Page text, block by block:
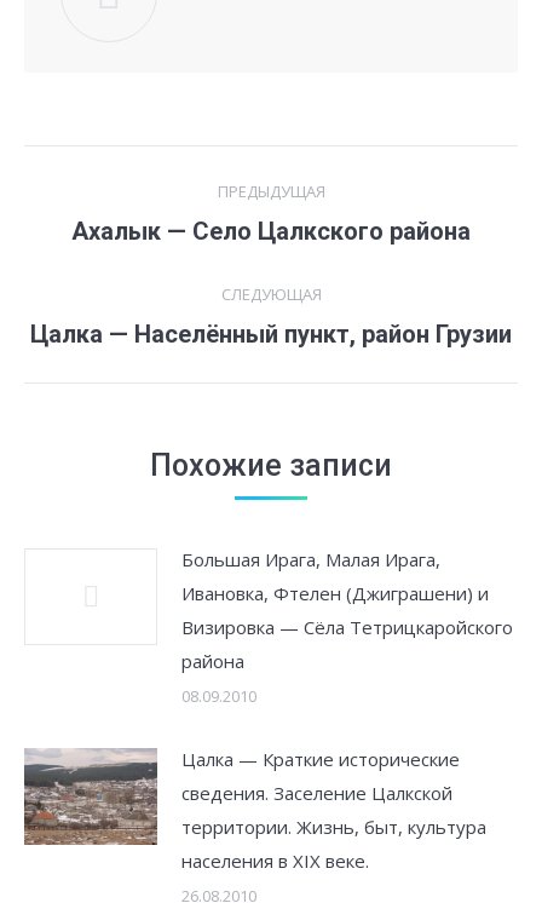
ПРЕДЫДУЩАЯ
Предыдущая
Ахалык — Село Цалкского района
СЛЕДУЮЩАЯ
Следующая
Цалка — Населённый пункт, район Грузии
Похожие записи
Большая Ирага, Малая Ирага,
Ивановка, Фтелен (Джиграшени) и
Визировка — Сёла Тетрицкаройского
района
08.09.2010
Цалка — Краткие исторические
сведения. Заселение Цалкской
территории. Жизнь, быт, культура
населения в XIX веке.
26.08.2010